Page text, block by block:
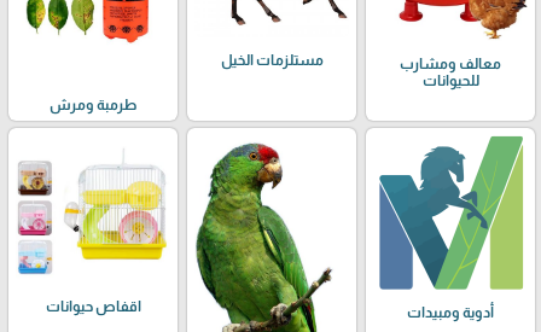
معالف ومشارب
للحيوانات
مستلزمات الخيل
طرمبة ومرش
أدوية ومبيدات اقفاص حيوانات